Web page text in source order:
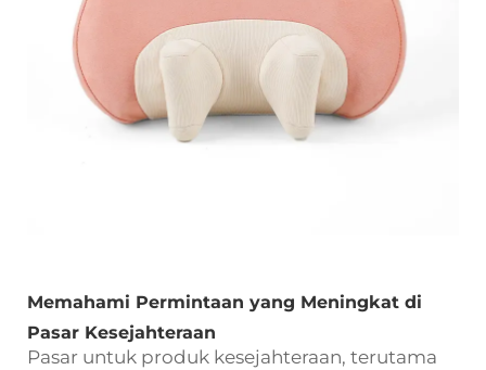
Memahami Permintaan yang Meningkat di
Pasar Kesejahteraan
Pasar untuk produk kesejahteraan, terutama